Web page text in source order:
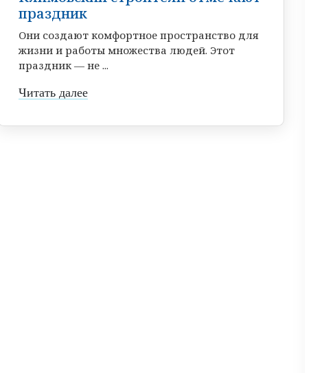
праздник
Они создают комфортное пространство для
жизни и работы множества людей. Этот
праздник — не ...
Читать далее